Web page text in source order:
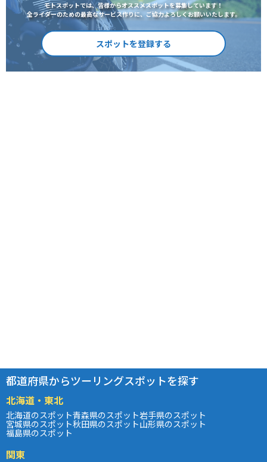
モトスポットでは、皆様からオススメスポットを募集しています！
全ライダーのための最高なサービス作りに、ご協力よろしくお願いいたします。
スポットを登録する
都道府県からツーリングスポットを探す
北海道・東北
北海道のスポット青森県のスポット岩手県のスポット
宮城県のスポット秋田県のスポット山形県のスポット
福島県のスポット
関東